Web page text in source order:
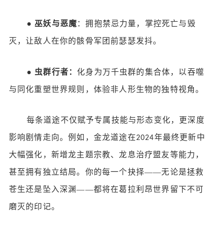
● 巫妖与恶魔 ：拥抱禁忌力量，掌控死亡与毁
灭，让敌人在你的骸骨军团前瑟瑟发抖。
● 虫群行者： 化身为万千虫群的集合体，以吞噬
与同化重塑世界规则，体验非人形生物的独特视角。
每条道途不仅赋予专属技能与形态变化，更深度
影响剧情走向。例如，金龙道途在2024年最终更新中
大幅强化，新增龙主题宗教、龙息治疗盟友等能力，
甚至拥有独立结局。你的每一个抉择——无论是拯救
苍生还是坠入深渊——都将在葛拉利昂世界留下不可
磨灭的印记。